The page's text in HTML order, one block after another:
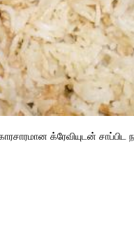
க்ரேவியுடன் சாப்பிட